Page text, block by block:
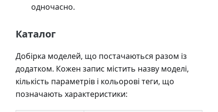
одночасно.
Каталог
Добірка моделей, що постачаються разом із
додатком. Кожен запис містить назву моделі,
кількість параметрів і кольорові теги, що
позначають характеристики: